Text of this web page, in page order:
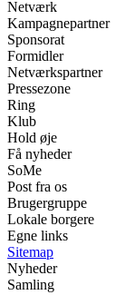
Netværk
Kampagnepartner
Sponsorat
Formidler
Netværkspartner
Pressezone
Ring
Klub
Hold øje
Få nyheder
SoMe
Post fra os
Brugergruppe
Lokale borgere
Egne links
Sitemap
Nyheder
Samling